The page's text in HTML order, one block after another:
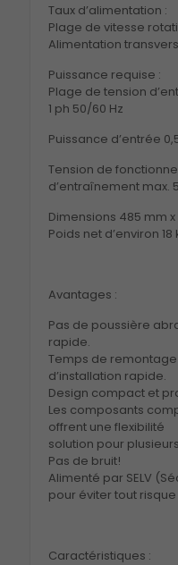
Taux d’alimentation :
Plage de vitesse
Alimentation
Puissance requise :
Plage de tension
1 ph 50/60 Hz
Puissance d’entrée
Tension de
d’entraînement max.
Dimensions 485 mm x
Poids net d’environ 18
Avantages :
Pas de poussière
rapide.
Temps de
d’installation rapide.
Design compact et
Les composants
offrent une flexibilité
solution pour
Pas de bruit!
Alimenté par SELV
pour éviter tout
Caractéristiques :